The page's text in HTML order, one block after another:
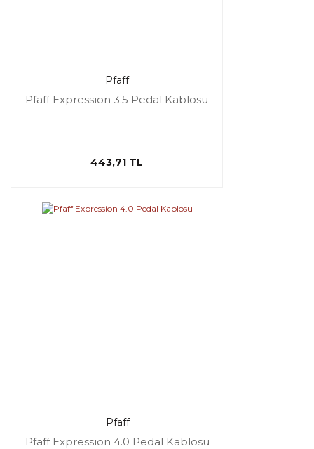
Pfaff
Pfaff Expression 3.5 Pedal Kablosu
443,71 TL
Pfaff
Pfaff Expression 4.0 Pedal Kablosu